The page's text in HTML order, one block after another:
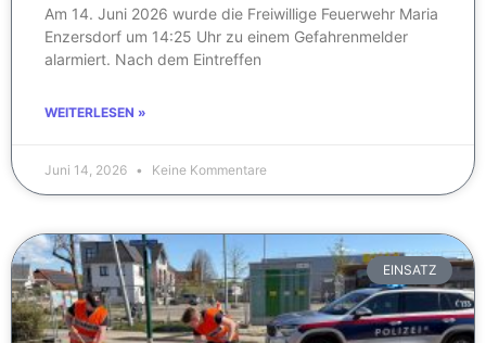
Am 14. Juni 2026 wurde die Freiwillige Feuerwehr Maria
Enzersdorf um 14:25 Uhr zu einem Gefahrenmelder
alarmiert. Nach dem Eintreffen
WEITERLESEN »
Juni 14, 2026 Keine Kommentare
EINSATZ